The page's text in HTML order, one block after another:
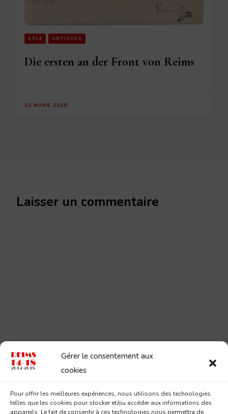
Gérer le consentement aux
cookies
Pour offrir les meilleures expériences, nous utilisons des technologies
telles que les cookies pour stocker et/ou accéder aux informations des
appareils. Le fait de consentir à ces technologies nous permettra de
1914 ARTISTES
Die ersten an der Front von Reims
23 MARS 2020
Laisser un commentaire